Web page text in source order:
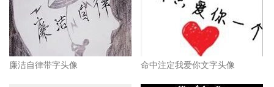
廉洁自律带字头像 命中注定我爱你文字头像